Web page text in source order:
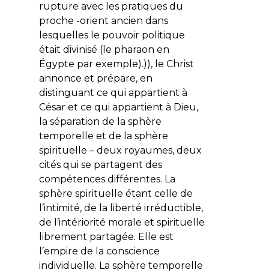
rupture avec les pratiques du
proche -orient ancien dans
lesquelles le pouvoir politique
était divinisé (le pharaon en
Égypte par exemple).)), le Christ
annonce et prépare, en
distinguant ce qui appartient à
César et ce qui appartient à Dieu,
la séparation de la sphère
temporelle et de la sphère
spirituelle – deux royaumes, deux
cités qui se partagent des
compétences différentes. La
sphère spirituelle étant celle de
l’intimité, de la liberté irréductible,
de l’intériorité morale et spirituelle
librement partagée. Elle est
l’empire de la conscience
individuelle. La sphère temporelle